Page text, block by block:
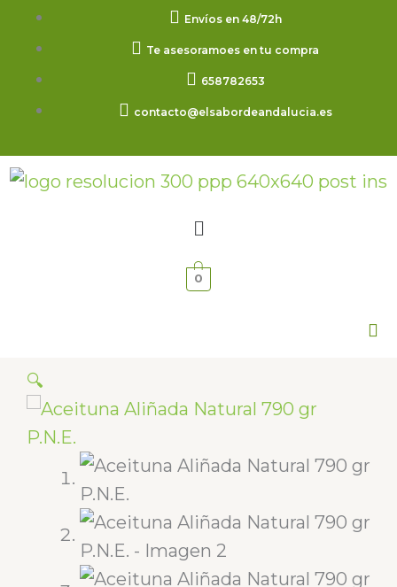
Envíos en 48/72h
Te asesoramoes en tu compra
658782653
contacto@elsabordeandalucia.es
Menú
0
🔍